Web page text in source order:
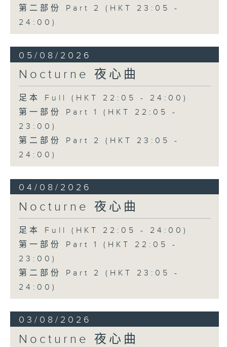
第二部份 Part 2 (HKT 23:05 -
24:00)
05/08/2026
Nocturne 夜心曲
足本 Full (HKT 22:05 - 24:00)
第一部份 Part 1 (HKT 22:05 -
23:00)
第二部份 Part 2 (HKT 23:05 -
24:00)
04/08/2026
Nocturne 夜心曲
足本 Full (HKT 22:05 - 24:00)
第一部份 Part 1 (HKT 22:05 -
23:00)
第二部份 Part 2 (HKT 23:05 -
24:00)
03/08/2026
Nocturne 夜心曲